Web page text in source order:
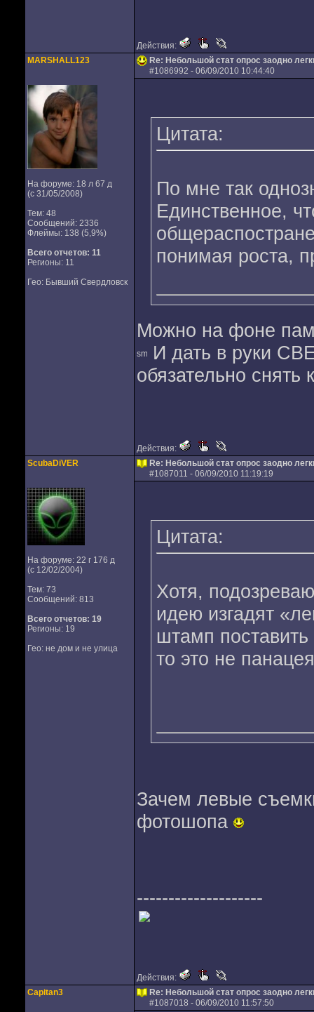
Действия:
MARSHALL123
На форуме: 18 л 67 д
(с 31/05/2008)
Тем: 48
Сообщений: 2336
Флеймы: 138 (5,9%)
Всего отчетов: 11
Регионы: 11
Гео: Бывший Свердловск
Re: Небольшой стат опрос заодно
#1086992 - 06/09/2010 10:44:40
Цитата:
По мне так
Единственное,
понимая роста,
Можно на фоне
И дать в руки
обязательно
Действия:
ScubaDiVER
На форуме: 22 г 176 д
(с 12/02/2004)
Тем: 73
Сообщений: 813
Всего отчетов: 19
Регионы: 19
Гео: не дом и не улица
Re: Небольшой стат опрос заодно
#1087011 - 06/09/2010 11:19:19
Цитата:
Хотя,
идею изгадят
штамп
то это не
Зачем левые
фотошопа
--------------------
Действия:
Capitan3
Re: Небольшой стат опрос заодно
#1087018 - 06/09/2010 11:57:50